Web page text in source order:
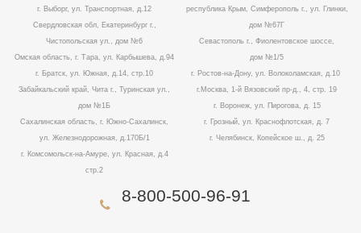
г. Выборг, ул. Транспортная, д.12
Свердловская обл, Екатеринбург г.,
Чистопольская ул., дом №6
Омская область, г. Тара, ул. Карбышева, д.94
г. Братск, ул. Южная, д.14, стр.10
Забайкальский край, Чита г., Туринская ул.,
дом №1Б
Сахалинская область, г. Южно-Сахалинск,
ул. Железнодорожная, д.170Б/1
г. Комсомольск-на-Амуре, ул. Красная, д.4
стр.2
республика Крым, Симферополь г., ул. Глинки,
дом №67Г
Севастополь г., Фиолентовское шоссе,
дом №1/5
г. Ростов-на-Дону, ул. Волоколамская, д.10
г.Москва, 1-й Вязовский пр-д., 4, стр. 19
г. Воронеж, ул. Пирогова, д. 15
г. Грозный, ул. Краснофлотская, д. 7
г. Челябинск, Копейское ш., д. 25
8-800-500-96-91